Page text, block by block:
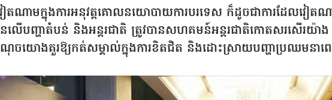
តណាមក្នុងការអនុវត្តគោលនយោបាយការបរទេស ក៏ដូចជាការដែលវៀត
នលើបញ្ហាតំបន់ និងអន្តរជាតិ ត្រូវបានសហគមន៍អន្តរជាតិកោតសរសើរយ៉ាង
ណុចយោងគួរឱ្យកត់សម្គាល់ក្នុងការខិតជិត និងដោះស្រាយបញ្ហាប្រឈមនា